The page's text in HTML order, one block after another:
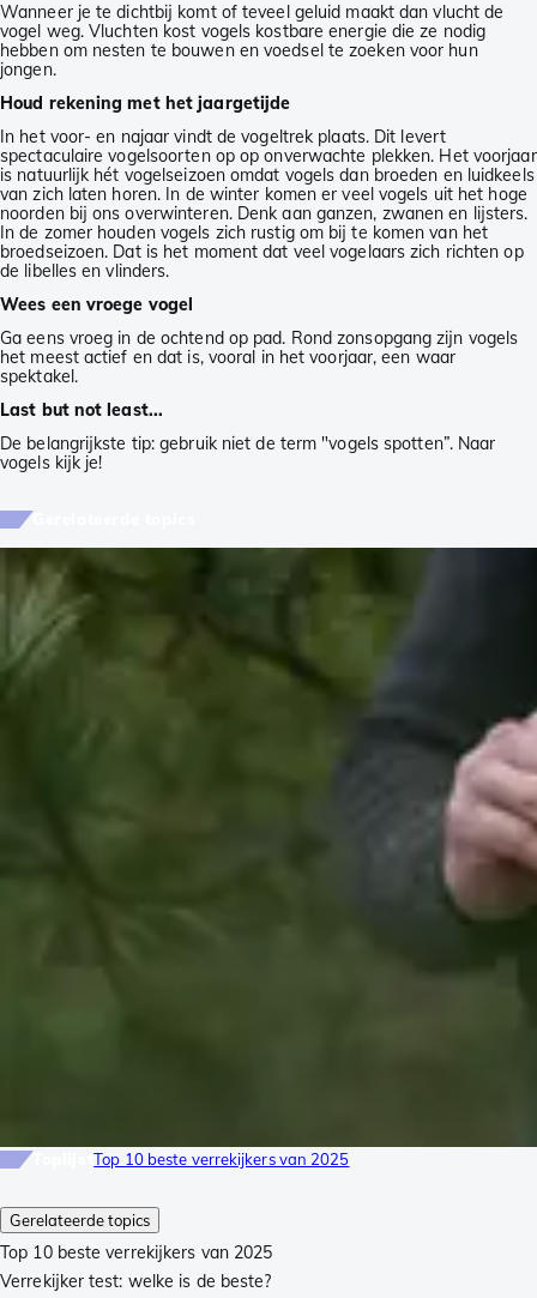
Gerelateerde topics
Top 10 beste verrekijkers van 2025
Verrekijker test: welke is de beste?
Wanneer je te dichtbij komt of teveel geluid maakt dan vlucht de
vogel weg. Vluchten kost vogels kostbare energie die ze nodig
hebben om nesten te bouwen en voedsel te zoeken voor hun
jongen.
Houd rekening met het jaargetijde
In het voor- en najaar vindt de vogeltrek plaats. Dit levert
spectaculaire vogelsoorten op op onverwachte plekken. Het voorjaar
is natuurlijk hét vogelseizoen omdat vogels dan broeden en luidkeels
van zich laten horen. In de winter komen er veel vogels uit het hoge
noorden bij ons overwinteren. Denk aan ganzen, zwanen en lijsters.
In de zomer houden vogels zich rustig om bij te komen van het
broedseizoen. Dat is het moment dat veel vogelaars zich richten op
de libelles en vlinders.
Wees een vroege vogel
Ga eens vroeg in de ochtend op pad. Rond zonsopgang zijn vogels
het meest actief en dat is, vooral in het voorjaar, een waar
spektakel.
Last but not least...
De belangrijkste tip: gebruik niet de term "vogels spotten”. Naar
vogels kijk je!
ToplijstTop 10 beste verrekijkers van 2025